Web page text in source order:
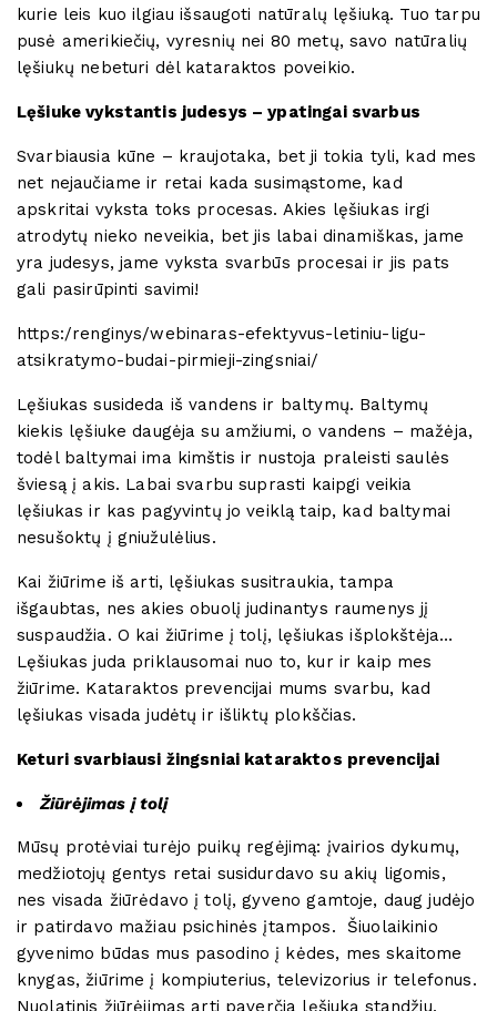
kurie leis kuo ilgiau išsaugoti natūralų lęšiuką. Tuo tarpu
pusė amerikiečių, vyresnių nei 80 metų, savo natūralių
lęšiukų nebeturi dėl kataraktos poveikio.
Lęšiuke vykstantis judesys – ypatingai svarbus
Svarbiausia kūne – kraujotaka, bet ji tokia tyli, kad mes
net nejaučiame ir retai kada susimąstome, kad
apskritai vyksta toks procesas. Akies lęšiukas irgi
atrodytų nieko neveikia, bet jis labai dinamiškas, jame
yra judesys, jame vyksta svarbūs procesai ir jis pats
gali pasirūpinti savimi!
https:/renginys/webinaras-efektyvus-letiniu-ligu-
atsikratymo-budai-pirmieji-zingsniai/
Lęšiukas susideda iš vandens ir baltymų. Baltymų
kiekis lęšiuke daugėja su amžiumi, o vandens – mažėja,
todėl baltymai ima kimštis ir nustoja praleisti saulės
šviesą į akis. Labai svarbu suprasti kaipgi veikia
lęšiukas ir kas pagyvintų jo veiklą taip, kad baltymai
nesušoktų į gniužulėlius.
Kai žiūrime iš arti, lęšiukas susitraukia, tampa
išgaubtas, nes akies obuolį judinantys raumenys jį
suspaudžia. O kai žiūrime į tolį, lęšiukas išplokštėja…
Lęšiukas juda priklausomai nuo to, kur ir kaip mes
žiūrime. Kataraktos prevencijai mums svarbu, kad
lęšiukas visada judėtų ir išliktų plokščias.
Keturi svarbiausi žingsniai kataraktos prevencijai
Žiūrėjimas į tolį
Mūsų protėviai turėjo puikų regėjimą: įvairios dykumų,
medžiotojų gentys retai susidurdavo su akių ligomis,
nes visada žiūrėdavo į tolį, gyveno gamtoje, daug judėjo
ir patirdavo mažiau psichinės įtampos. Šiuolaikinio
gyvenimo būdas mus pasodino į kėdes, mes skaitome
knygas, žiūrime į kompiuterius, televizorius ir telefonus.
Nuolatinis žiūrėjimas arti paverčia lęšiuką standžiu,